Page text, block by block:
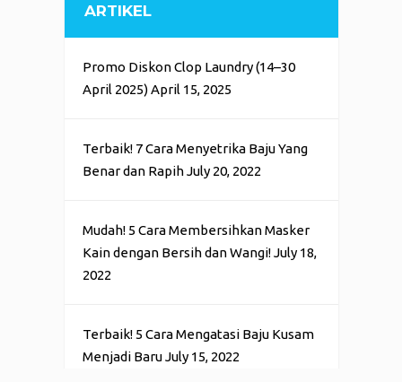
ARTIKEL
Promo Diskon Clop Laundry (14–30
April 2025) April 15, 2025
Terbaik! 7 Cara Menyetrika Baju Yang
Benar dan Rapih July 20, 2022
Mudah! 5 Cara Membersihkan Masker
Kain dengan Bersih dan Wangi! July 18,
2022
Terbaik! 5 Cara Mengatasi Baju Kusam
Menjadi Baru July 15, 2022